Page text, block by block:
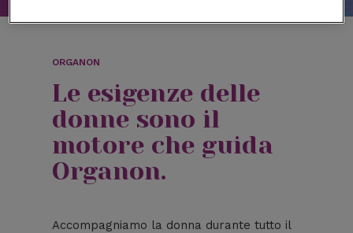
ORGANON
Le esigenze delle
donne sono il
motore che guida
Organon.
Accompagniamo la donna durante tutto il